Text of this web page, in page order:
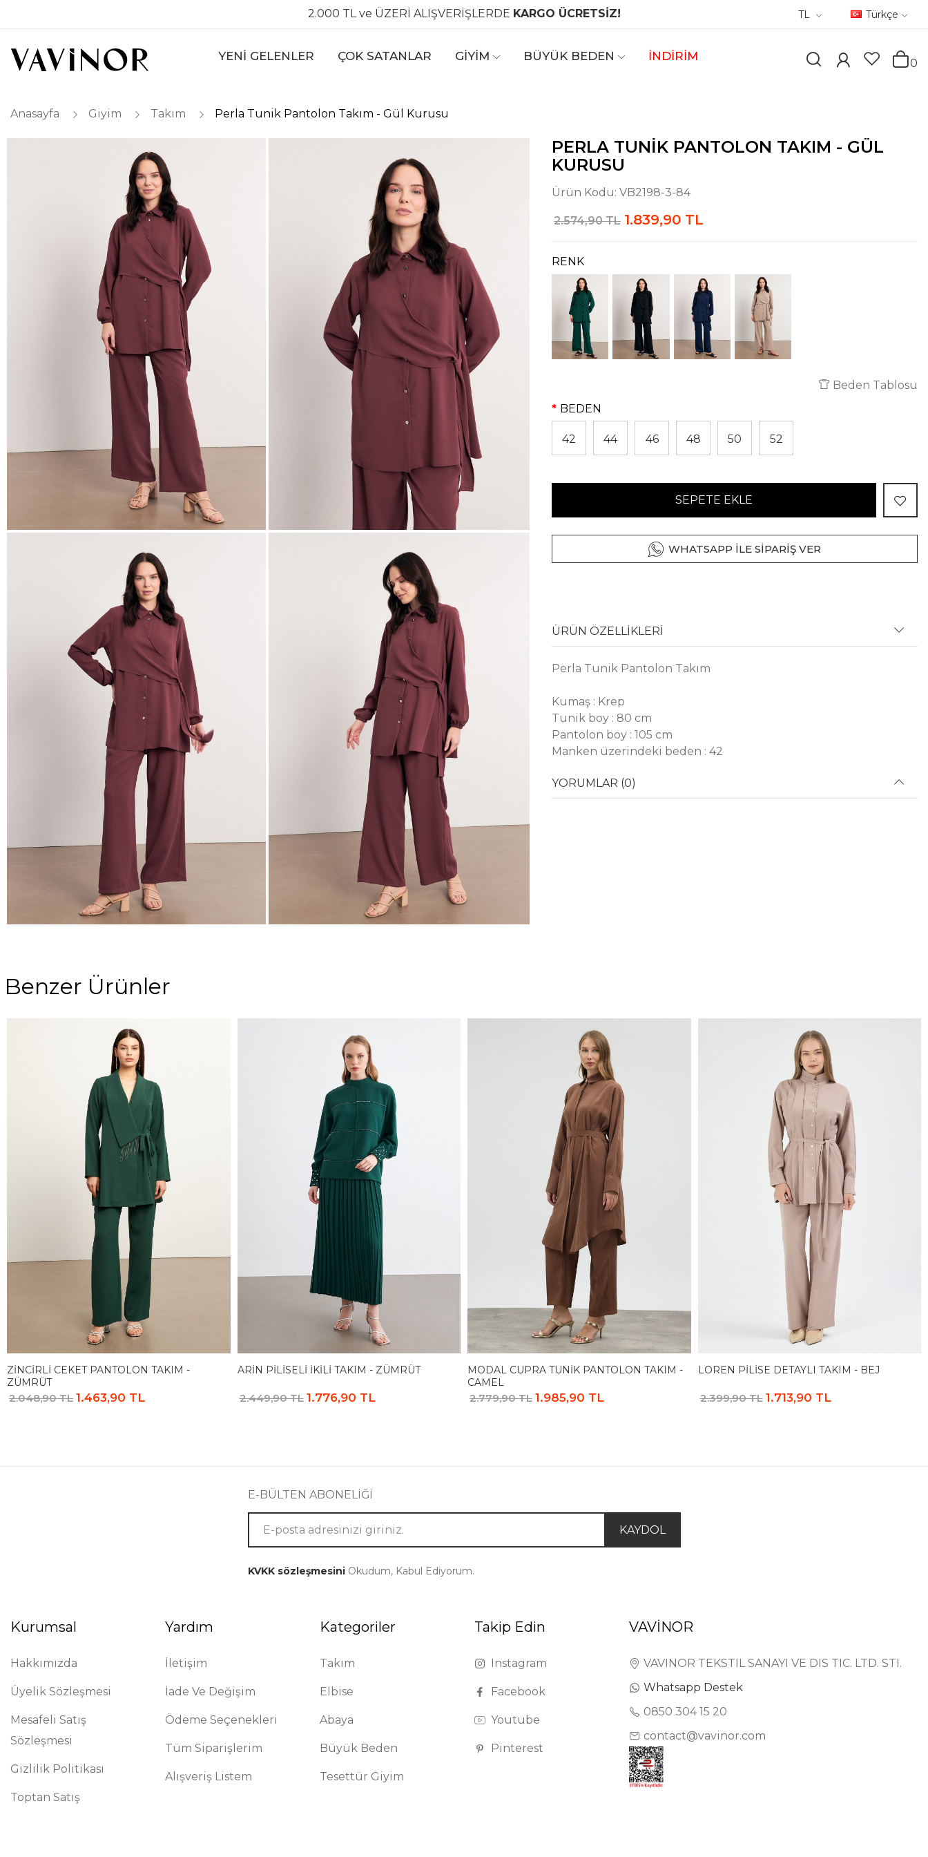
2.000 TL ve ÜZERİ ALIŞVERİŞLERDE KARGO ÜCRETSİZ! TL Türkçe
YENİ GELENLER ÇOK SATANLAR GİYİM BÜYÜK BEDEN İNDİRİM
0
Anasayfa Giyim Takım Perla Tunik Pantolon Takım - Gül Kurusu
PERLA TUNIK PANTOLON TAKIM - GÜL
KURUSU
Ürün Kodu: VB2198-3-84
2.574,90 TL 1.839,90 TL
RENK
Beden Tablosu
BEDEN
42 44 46 48 50 52
SEPETE EKLE
WHATSAPP İLE SİPARİŞ VER
ÜRÜN ÖZELLİKLERİ
Perla Tunik Pantolon Takım
Kumaş : Krep
Tunik boy : 80 cm
Pantolon boy : 105 cm
Manken üzerindeki beden : 42
YORUMLAR (0)
Benzer Ürünler
ZINCIRLI CEKET PANTOLON TAKIM -
ZÜMRÜT
2.048,90 TL 1.463,90 TL
ARIN PILISELI İKILI TAKIM - ZÜMRÜT
2.449,90 TL 1.776,90 TL
MODAL CUPRA TUNIK PANTOLON TAKIM -
CAMEL
2.779,90 TL 1.985,90 TL
LOREN PILISE DETAYLI TAKIM - BEJ
2.399,90 TL 1.713,90 TL
E-BÜLTEN ABONELİĞİ
KAYDOL
KVKK sözleşmesiniOkudum, Kabul Ediyorum.
Kurumsal
Hakkımızda
Üyelik Sözleşmesi
Mesafeli Satış
Sözleşmesi
Gizlilik Politikası
Toptan Satış
Yardım
İletişim
İade Ve Değişim
Ödeme Seçenekleri
Tüm Siparişlerim
Alışveriş Listem
Kategoriler
Takım
Elbise
Abaya
Büyük Beden
Tesettür Giyim
Takip Edin
Instagram
Facebook
Youtube
Pinterest
VAVİNOR
VAVINOR TEKSTIL SANAYI VE DIS TIC. LTD. STI.
Whatsapp Destek
0850 304 15 20
contact@vavinor.com